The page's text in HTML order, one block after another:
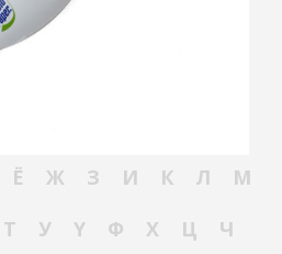
Ё Ж З И К Л
М
Т У Ү Ф Х Ц
Ч